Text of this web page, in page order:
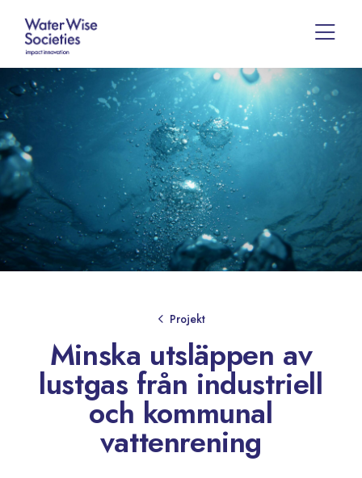
Projekt
Minska utsläppen av
lustgas från industriell
och kommunal
vattenrening